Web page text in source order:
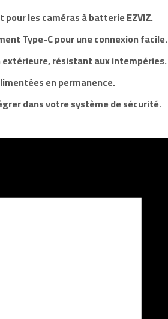
les caméras à batterie EZVIZ.
Type-C pour une connexion facile.
résistant aux intempéries.
en permanence.
dans votre système de sécurité.